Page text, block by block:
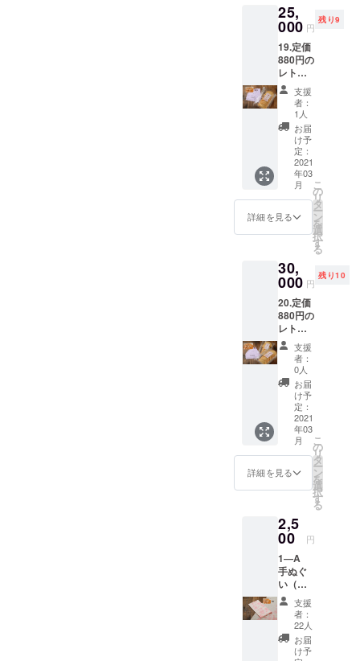
そのも
のは完
成次
第、
「レト
ルト引
換券番
号」に
則して
順次お
手元に
お送り
するこ
とにな
りま
す。
い。プ
ロジェ
クト終
了後お
手元に
「レト
ルト引
換券」
と商品
をお送
りしま
す。ま
た、レ
トルト
成次
第、
ルト引
換券番
号」に
則して
順次お
手元に
お送り
するこ
とにな
りま
す。
クト終
了２ヶ
月後、
レトル
トは出
来上が
り次
第、送
料込み
でお届
しま
す。 お
名前、
送り先
のご住
メール
アドレ
くださ
い。プ
ロジェ
クト終
了後お
手元に
「レト
ルト引
換券」
と商品
をお送
りしま
す。ま
た、レ
のは完
成次
「レト
ルト引
換券番
号」に
則して
順次お
手元に
お送り
するこ
とにな
ります
クト終
了２ヶ
レトル
トは出
来上が
り次
第、送
料込み
でお届
しま
す。 お
名前、
送り先
のご住
メール
アドレ
くださ
い。プ
ロジェ
クト終
了後お
手元に
「レト
ルト引
換券」
と商品
をお送
りしま
す。ま
た、レ
トルト
のは完
成次
ルト引
換券番
号」に
則して
順次お
手元に
お送り
するこ
とにな
りま
す。
10000
円分
（使用
期限：
2021年
8月15
日、
1000円
券x10
枚）と
ビーフ
ストロ
ガノフ
のレト
ルト引
換券
（有効
日、引
換番号
５枚と
「ビー
ル共通
券《缶
350㎖ 2
缶》」
（有効
期限：
2021年
8月15
日）1枚
をお送
す。プ
ロジェ
月後、
レトル
来上が
り次
第、送
料込み
でお届
しま
す。 お
名前、
1000円
券x10
枚）＋
「ビー
ル共通
券《缶
350㎖ 2
缶》」
（有効
期限：
2021年
8月15
日）1枚
内容：
レスト
ランキ
エフの
円分
（使用
期限：
2021年
8月15
日、
1000円
券x10
枚）と
ビーフ
ストロ
ガノフ
のレト
ルト引
換券
（引換
番号と
と
「ビー
券《缶
350㎖ 2
缶》」
（有効
期限：
2021年
8月15
日）1枚
25,
000 円
残り9
19.定価
880円の
レトル
ト引換
券10枚
＋レス
トラン
キエフ
のお食
事券
10000
円分
（使用
期限：
2021年
8月15
冷凍ピ
ロシキ
セット
（５個
入り）
＋冷凍
ピロシ
キ《期
間限定
カレー
味》（3
個入
り） 内
容：レ
ストラ
ンキエ
フのお
（使用
期限：
2021年
8月15
日、
1000円
券x10
枚）と
ビーフ
ストロ
ガノフ
支援
者：
1人
お届
け予
定：
2021
年03
月
詳細を見る
こ
の
リ
タ
ー
ン
を
選
択
す
る
30,
000 円
残り10
20.定価
880円の
レトル
ト引換
券10枚
＋レス
トラン
キエフ
のお食
事券
10000
円分
（使用
期限：
2021年
8月15
円券×10
枚）＋
冷凍ピ
ロシキ
2セット
（５個
入り
×2）＋
冷凍ピ
ロシキ
《期間
支援
者：
0人
お届
け予
定：
2021
年03
月
詳細を見る
こ
の
リ
タ
ー
ン
を
選
択
す
る
2,5
00 円
1―A
手ぬぐ
い（ピ
ンク）
定価880
円の
ビーフ
ストロ
支援
者：
22人
お届
け予